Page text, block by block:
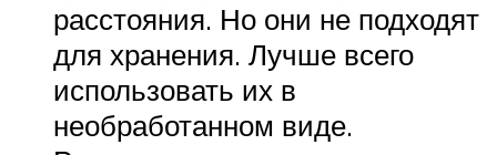
расстояния. Но они не подходят
для хранения. Лучше всего
использовать их в
необработанном виде.